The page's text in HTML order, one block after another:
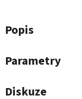
Popis
Parametry
Diskuze